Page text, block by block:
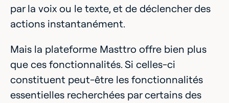
par la voix ou le texte, et de déclencher des
actions instantanément.
Mais la plateforme Masttro offre bien plus
que ces fonctionnalités. Si celles-ci
constituent peut-être les fonctionnalités
essentielles recherchées par certains des